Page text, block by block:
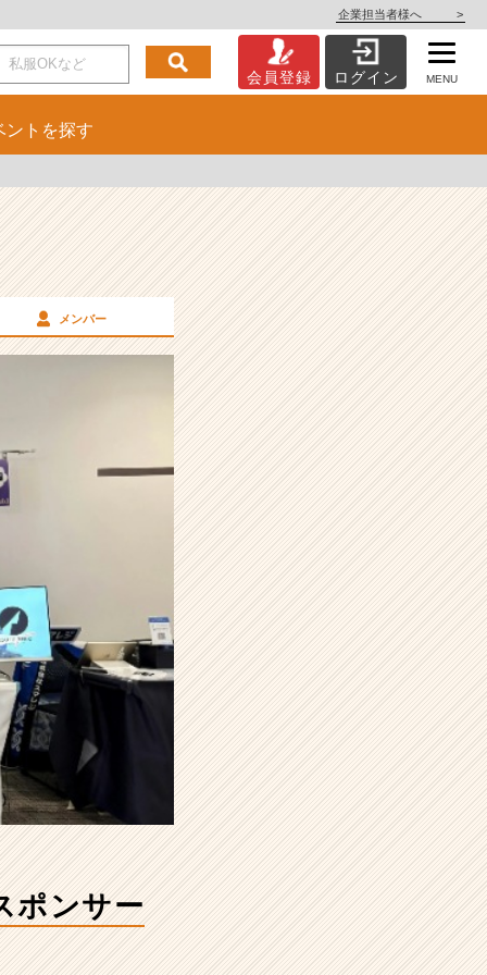
企業担当者様へ >
会員登録 ログイン MENU
ント を探す
メンバー
ポンサー